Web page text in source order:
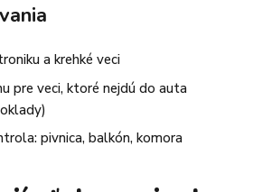
a krehké veci
pre veci, ktoré nejdú do auta
pivnica, balkón, komora